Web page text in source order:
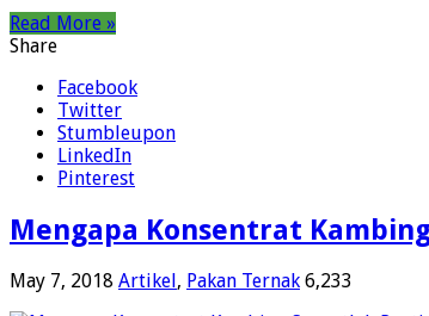
Read More »
Share
Facebook
Twitter
Stumbleupon
LinkedIn
Pinterest
Mengapa Konsentrat
May 7, 2018 Artikel , Pakan Ternak 6,233